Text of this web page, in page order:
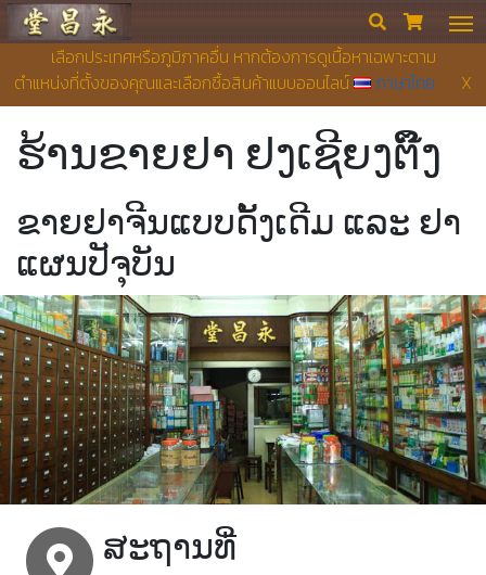
เลือกประเทศหรือภูมิภาคอื่น หากต้องการดูเนื้อหาเฉพาะตาม
ตำแหน่งที่ตั้งของคุณและเลือกซื้อสินค้าแบบออนไลน์
ภาษาไทย X
ຮ້ານຂາຍຢາ ຢງເຊີຍງຕຶ໊ງ  
ຮ້ານຂາຍຢາ ຢງເຊີຍງຕຶ໊ງ
ຂາຍຢາຈີນແບບດັ້ງເດີມ ແລະ ຢາ
ແຜນປັຈຸບັນ
ສະຖານທີ່